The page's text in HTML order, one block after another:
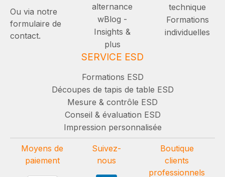
Ou via notre
formulaire de
contact.
alternance
wBlog -
Insights &
plus
technique
Formations
individuelles
SERVICE ESD
Formations ESD
Découpes de tapis de table ESD
Mesure & contrôle ESD
Conseil & évaluation ESD
Impression personnalisée
Moyens de
paiement
Suivez-
nous
Boutique
clients
professionnels